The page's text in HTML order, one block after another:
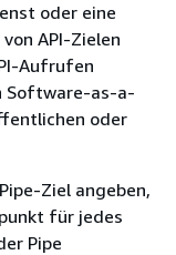
oder eine
API-Zielen
Aufrufen
Software-as-a-
oder
Ziel angeben,
für jedes
Pipe